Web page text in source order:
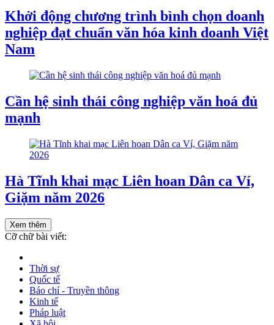
Khởi động chương trình bình chọn doanh
nghiệp đạt chuẩn văn hóa kinh doanh Việt
Nam
Cần hệ sinh thái công nghiệp văn hoá đủ
mạnh
Hà Tĩnh khai mạc Liên hoan Dân ca Ví,
Giặm năm 2026
Xem thêm
Cỡ chữ bài viết:
Thời sự
Quốc tế
Báo chí - Truyền thông
Kinh tế
Pháp luật